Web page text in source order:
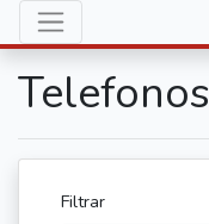
Telefonos
Filtrar